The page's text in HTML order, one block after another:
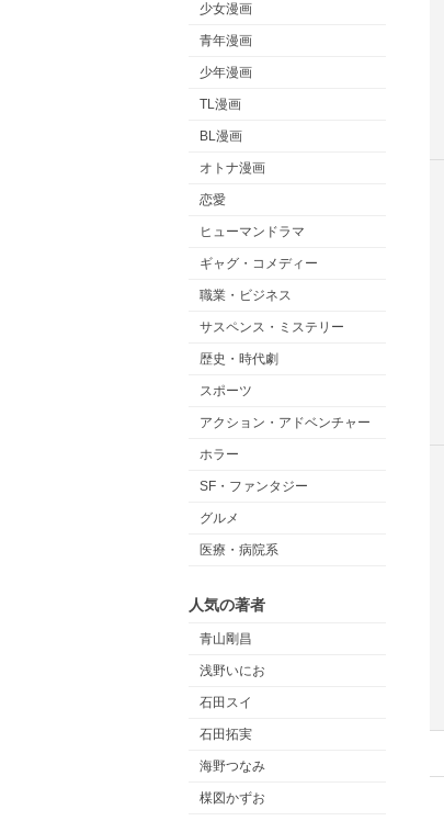
少女漫画
青年漫画
少年漫画
TL漫画
BL漫画
オトナ漫画
恋愛
ヒューマンドラマ
ギャグ・コメディー
職業・ビジネス
サスペンス・ミステリー
歴史・時代劇
スポーツ
アクション・アドベンチャー
ホラー
SF・ファンタジー
グルメ
医療・病院系
人気の著者
青山剛昌
浅野いにお
石田スイ
石田拓実
海野つなみ
楳図かずお